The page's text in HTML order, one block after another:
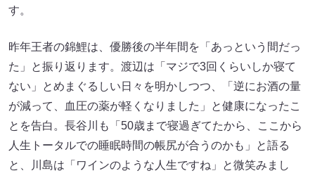
す。
昨年王者の錦鯉は、優勝後の半年間を「あっという間だっ
た」と振り返ります。渡辺は「マジで3回くらいしか寝て
ない」とめまぐるしい日々を明かしつつ、「逆にお酒の量
が減って、血圧の薬が軽くなりました」と健康になったこ
とを告白。長谷川も「50歳まで寝過ぎてたから、ここから
人生トータルでの睡眠時間の帳尻が合うのかも」と語る
と、川島は「ワインのような人生ですね」と微笑みまし